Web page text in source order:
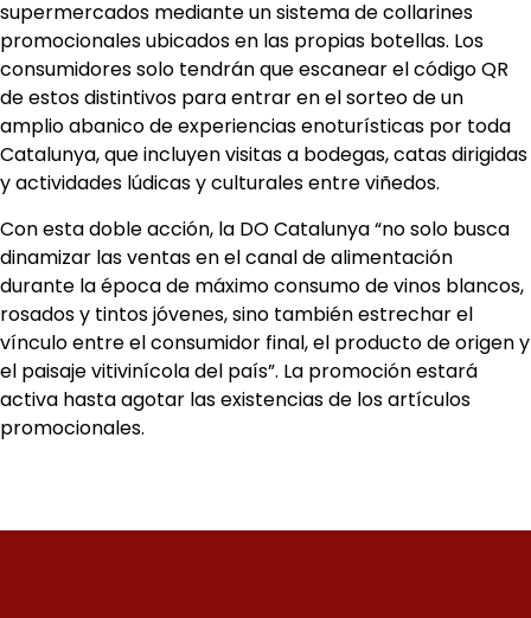
supermercados mediante un sistema de collarines
promocionales ubicados en las propias botellas. Los
consumidores solo tendrán que escanear el código QR
de estos distintivos para entrar en el sorteo de un
amplio abanico de experiencias enoturísticas por toda
Catalunya, que incluyen visitas a bodegas, catas dirigidas
y actividades lúdicas y culturales entre viñedos.
Con esta doble acción, la DO Catalunya “no solo busca
dinamizar las ventas en el canal de alimentación
durante la época de máximo consumo de vinos blancos,
rosados y tintos jóvenes, sino también estrechar el
vínculo entre el consumidor final, el producto de origen y
el paisaje vitivinícola del país”. La promoción estará
activa hasta agotar las existencias de los artículos
promocionales.